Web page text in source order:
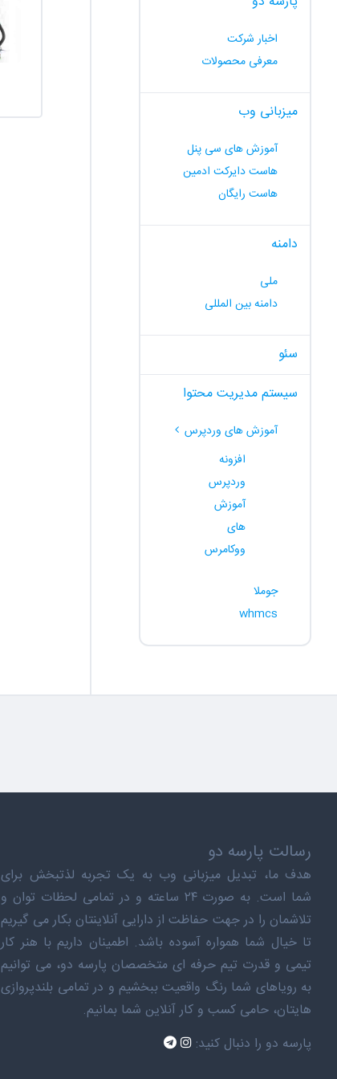
اخبار شرکت
معرفی محصولات
میزبانی وب
آموزش های سی پنل
هاست دایرکت ادمین
هاست رایگان
دامنه
ملی
دامنه بین المللی
سئو
سیستم مدیریت محتوا
آموزش های وردپرس
افزونه
وردپرس
آموزش
های
ووکامرس
جوملا
whmcs
رسالت پارسه دو
هدف ما، تبدیل میزبانی وب به یک تجربه لذتبخش برای
شما است. به صورت ۲۴ ساعته و در تمامی لحظات توان و
تلاشمان را در جهت حفاظت از دارایی آنلاینتان بکار می گیریم
تا خیال شما همواره آسوده باشد. اطمینان داریم با هنر کار
تیمی و قدرت تیم حرفه ای متخصصان پارسه دو، می توانیم
به رویاهای شما رنگ واقعیت ببخشیم و در تمامی بلندپروازی
هایتان، حامی کسب و کار آنلاین شما بمانیم.
پارسه دو را دنبال کنید: